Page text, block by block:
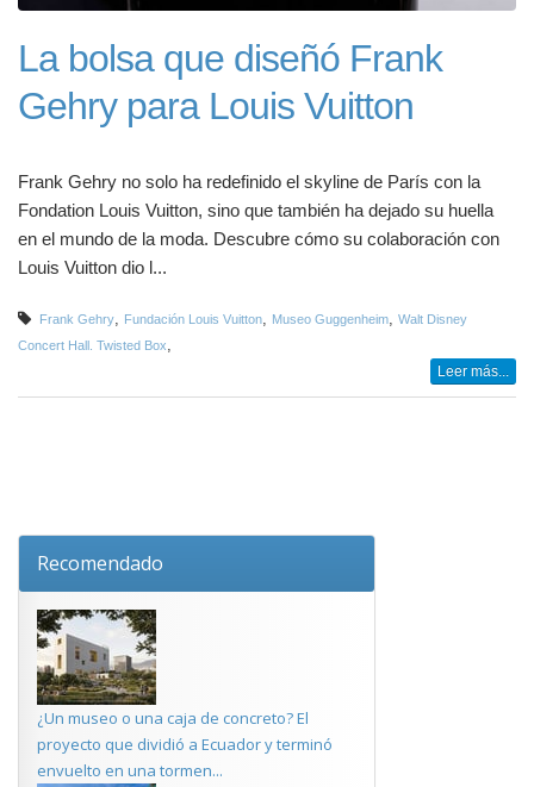
La bolsa que diseñó Frank
Gehry para Louis Vuitton
Frank Gehry no solo ha redefinido el skyline de París con la
Fondation Louis Vuitton, sino que también ha dejado su huella
en el mundo de la moda. Descubre cómo su colaboración con
Louis Vuitton dio l...
Frank Gehry Fundación Louis Vuitton Museo Guggenheim
Walt Disney
Concert Hall. Twisted Box
Leer más...
Recomendado
¿Un museo o una caja de concreto? El
proyecto que dividió a Ecuador y terminó
envuelto en una tormen...